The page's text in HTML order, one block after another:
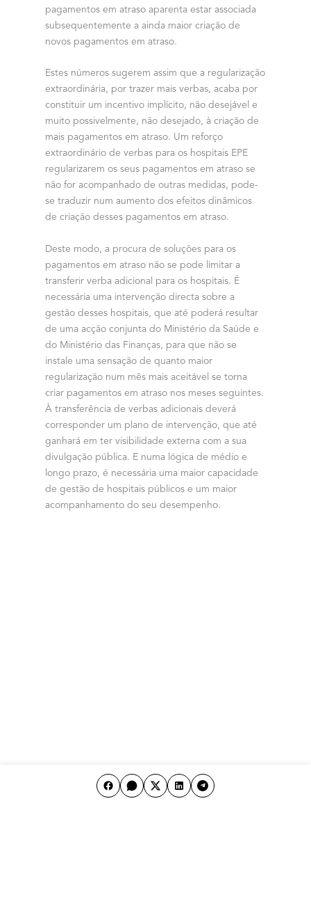
pagamentos em atraso aparenta estar associada
subsequentemente a ainda maior criação de
novos pagamentos em atraso.
Estes números sugerem assim que a regularização
extraordinária, por trazer mais verbas, acaba por
constituir um incentivo implícito, não desejável e
muito possivelmente, não desejado, à criação de
mais pagamentos em atraso. Um reforço
extraordinário de verbas para os hospitais EPE
regularizarem os seus pagamentos em atraso se
não for acompanhado de outras medidas, pode-
se traduzir num aumento dos efeitos dinâmicos
de criação desses pagamentos em atraso.
Deste modo, a procura de soluções para os
pagamentos em atraso não se pode limitar a
transferir verba adicional para os hospitais. É
necessária uma intervenção directa sobre a
gestão desses hospitais, que até poderá resultar
de uma acção conjunta do Ministério da Saúde e
do Ministério das Finanças, para que não se
instale uma sensação de quanto maior
regularização num mês mais aceitável se torna
criar pagamentos em atraso nos meses seguintes.
À transferência de verbas adicionais deverá
corresponder um plano de intervenção, que até
ganhará em ter visibilidade externa com a sua
divulgação pública. E numa lógica de médio e
longo prazo, é necessária uma maior capacidade
de gestão de hospitais públicos e um maior
acompanhamento do seu desempenho.